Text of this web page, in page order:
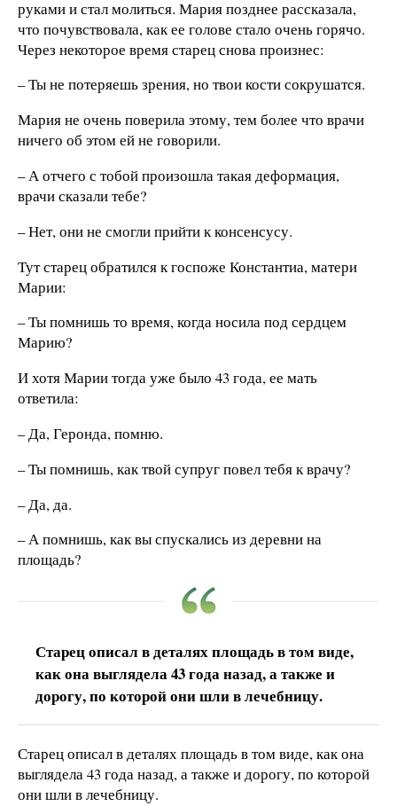
руками и стал молиться. Мария позднее рассказала,
что почувствовала, как ее голове стало очень горячо.
Через некоторое время старец снова произнес:
– Ты не потеряешь зрения, но твои кости сокрушатся.
Мария не очень поверила этому, тем более что врачи
ничего об этом ей не говорили.
– А отчего с тобой произошла такая деформация,
врачи сказали тебе?
– Нет, они не смогли прийти к консенсусу.
Тут старец обратился к госпоже Константиа, матери
Марии:
– Ты помнишь то время, когда носила под сердцем
Марию?
И хотя Марии тогда уже было 43 года, ее мать
ответила:
– Да, Геронда, помню.
– Ты помнишь, как твой супруг повел тебя к врачу?
– Да, да.
– А помнишь, как вы спускались из деревни на
площадь?
Старец описал в деталях площадь в том виде,
как она выглядела 43 года назад, а также и
дорогу, по которой они шли в лечебницу.
Старец описал в деталях площадь в том виде, как она
выглядела 43 года назад, а также и дорогу, по которой
они шли в лечебницу.